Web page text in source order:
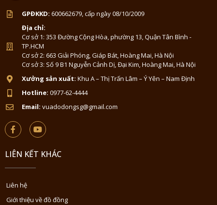
GPĐKKD: 600662679, cấp ngày 08/10/2009
Địa chỉ:
Cơ sở 1: 353 Đường Cộng Hòa, phường 13, Quận Tân Bình -
TP.HCM
Cơ sở 2: 663 Giải Phóng, Giáp Bát, Hoàng Mai, Hà Nội
Cơ sở 3: Số 9 B1 Nguyễn Cảnh Dị, Đại Kim, Hoàng Mai, Hà Nội
Xưởng sản xuất: Khu A – Thị Trấn Lâm – Ý Yên – Nam Định
Hotline: 0977-62-4444
Email: vuadodongsg@gmail.com
LIÊN KẾT KHÁC
Liên hệ
Giới thiệu về đồ đồng